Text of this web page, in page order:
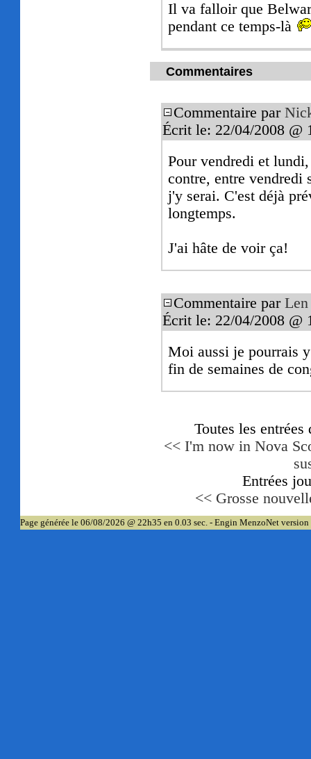
Il va falloir que
pendant ce temps-là
Commentaires
Commentaire par
Écrit le: 22/04/2008 @
Pour vendredi et
contre, entre vendredi
j'y serai. C'est déjà
longtemps.
J'ai hâte de voir ça!
Commentaire parLen
Écrit le: 22/04/2008 @
Moi aussi je pourrais
fin de semaines de
Toutes les
<< I'm now in Nova
Entrées
<< Grosse
Page générée le 06/08/2026 @ 22h35 en 0.03 sec. - Engin MenzoNet